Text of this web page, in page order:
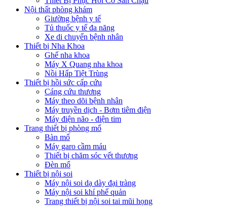
Nội thất phòng khám
Giường bệnh y tế
Tủ thuốc y tế đa năng
Xe di chuyển bệnh nhân
Thiết bị Nha Khoa
Ghế nha khoa
Máy X Quang nha khoa
Nồi Hấp Tiệt Trùng
Thiết bị hồi sức cấp cứu
Cáng cứu thương
Máy theo dõi bệnh nhân
Máy truyền dịch - Bơm tiêm điện
Máy điện não - điện tim
Trang thiết bị phòng mổ
Bàn mổ
Máy garo cầm máu
Thiết bị chăm sóc vết thương
Đèn mổ
Thiết bị nội soi
Máy nội soi dạ dày đại tràng
Máy nội soi khí phế quản
Trang thiết bị nội soi tai mũi họng